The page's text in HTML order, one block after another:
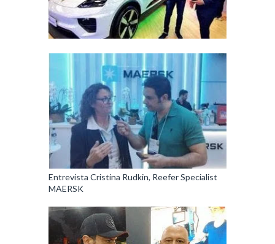
Entrevista Cristina Rudkin, Reefer Specialist
MAERSK